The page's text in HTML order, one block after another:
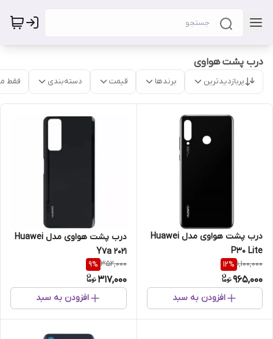
درب پشت هواوی
پربازدیدترین برندها قیمت دسته‌بندی فقط
درب پشت هواوی مدل Huawei
P30 Lite
1,100,000
12%
965,000
افزودن به سبد
درب پشت هواوی مدل Huawei
Y7a 2021
352,000
9%
317,000
افزودن به سبد